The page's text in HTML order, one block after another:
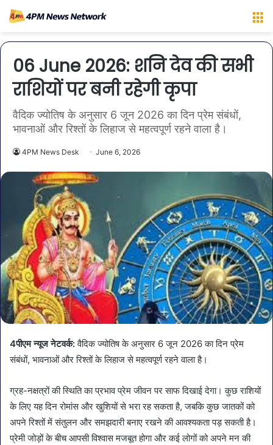
06 June 2026: शनि देव की सभी
राशियों पर बनी रहेगी कृपा
वैदिक ज्योतिष के अनुसार 6 जून 2026 का दिन प्रेम संबंधों,
भावनाओं और रिश्तों के लिहाज से महत्वपूर्ण रहने वाला है।
4PM News Desk June 6, 2026
4पीएम न्यूज नेटवर्क:वैदिक ज्योतिष के अनुसार 6 जून 2026 का दिन प्रेम
संबंधों, भावनाओं और रिश्तों के लिहाज से महत्वपूर्ण रहने वाला है।
ग्रह-नक्षत्रों की स्थिति का प्रभाव प्रेम जीवन पर साफ दिखाई देगा। कुछ राशियों
के लिए यह दिन रोमांस और खुशियों से भरा रह सकता है, जबकि कुछ जातकों को
अपने रिश्तों में संतुलन और समझदारी बनाए रखने की आवश्यकता पड़ सकती है।
प्रेमी जोड़ों के बीच आपसी विश्वास मजबूत होगा और कई लोगों को अपने मन की